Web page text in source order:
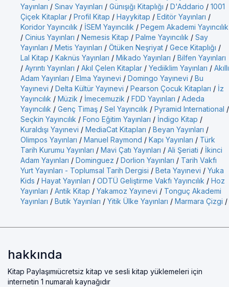
Yayınları / Sınav Yayınları / Günışığı Kitaplığı / D'Addario / 1001
Çiçek Kitaplar / Profil Kitap / Hayykitap / Editör Yayınları /
Koridor Yayıncılık / İSEM Yayıncılık / Pegem Akademi Yayıncılık
/ Cinius Yayınları / Nemesis Kitap / Palme Yayıncılık / Say
Yayınları / Metis Yayınları / Ötüken Neşriyat / Gece Kitaplığı /
Lal Kitap / Kaknüs Yayınları / Mikado Yayınları / Bilfen Yayınları
/ Ayrıntı Yayınları / Akıl Çelen Kitaplar / Yediiklim Yayınları / Akıllı
Adam Yayınları / Elma Yayınevi / Domingo Yayınevi / Bu
Yayınevi / Delta Kültür Yayınevi / Pearson Çocuk Kitapları / İz
Yayıncılık / Müzik / İmecemuzik / FDD Yayınları / Adeda
Yayıncılık / Genç Timaş / Sel Yayıncılık / Pyramid International /
Seçkin Yayıncılık / Fono Eğitim Yayınları / İndigo Kitap /
Kuraldışı Yayınevi / MediaCat Kitapları / Beyan Yayınları /
Olimpos Yayınları / Manuel Raymond / Kapı Yayınları / Türk
Tarih Kurumu Yayınları / Mavi Çatı Yayınları / Ali Şeriati / İkinci
Adam Yayınları / Dominguez / Dorlion Yayınları / Tarih Vakfı
Yurt Yayınları - Toplumsal Tarih Dergisi / Beta Yayınevi / Yuka
Kids / Hayat Yayınları / ODTÜ Geliştirme Vakfı Yayıncılık / Hoz
Yayınları / Antik Kitap / Yakamoz Yayınevi / Tonguç Akademi
Yayınları / Butik Yayınları / Yitik Ülke Yayınları / Marmara Çizgi /
hakkında
Kitap Paylaşımıücretsiz kitap ve sesli kitap yüklemeleri için
internetin 1 numaralı kaynağıdır